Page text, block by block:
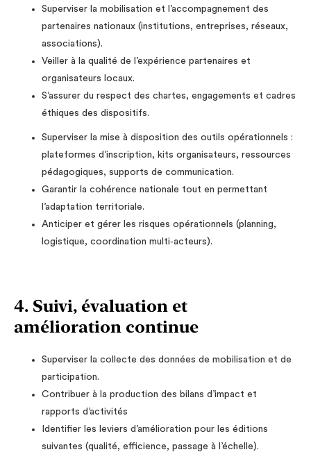
Superviser la mobilisation et l’accompagnement des
partenaires nationaux (institutions, entreprises, réseaux,
associations).
Veiller à la qualité de l’expérience partenaires et
organisateurs locaux.
S’assurer du respect des chartes, engagements et cadres
éthiques des dispositifs.
Superviser la mise à disposition des outils opérationnels :
plateformes d’inscription, kits organisateurs, ressources
pédagogiques, supports de communication.
Garantir la cohérence nationale tout en permettant
l’adaptation territoriale.
Anticiper et gérer les risques opérationnels (planning,
logistique, coordination multi‑acteurs).
4. Suivi, évaluation et
amélioration continue
Superviser la collecte des données de mobilisation et de
participation.
Contribuer à la production des bilans d’impact et
rapports d’activités
Identifier les leviers d’amélioration pour les éditions
suivantes (qualité, efficience, passage à l’échelle).